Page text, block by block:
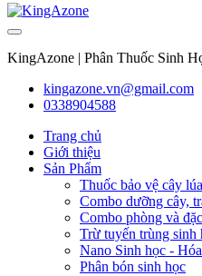
KingAzone | Phân Thuốc Sinh
kingazone.vn@gmail.com
0338904588
Trang chủ
Giới thiệu
Sản Phẩm
Thuốc bảo vệ cây lúa
Combo dưỡng cây,
Combo phòng và
Trừ tuyến trùng sinh
Nano Sinh học -
Phân bón sinh học